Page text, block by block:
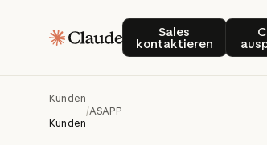
Sales
kontaktieren
Sales
Kunden
Kunden
/ASAPP